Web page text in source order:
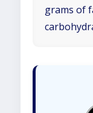
grams of